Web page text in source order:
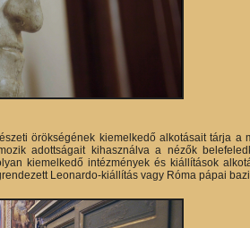
örökségének kiemelkedő alkotásait tárja a
adottságait kihasználva a nézők
kiemelkedő intézmények és kiállítások
Leonardo-kiállítás vagy Róma pápai